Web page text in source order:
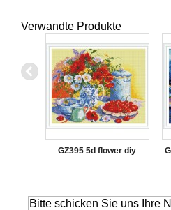
Verwandte Produkte
GZ395 5d flower diy
Bitte schicken Sie uns Ihre